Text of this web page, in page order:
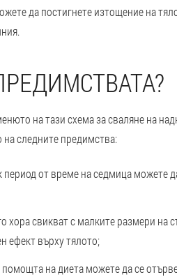
да постигнете изтощение на
на тази схема за сваляне на
на следните предимства:
период от време на седмица можете
хора свикват с малките размери на
ефект върху тялото;
помощта на диета можете да се